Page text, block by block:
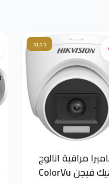
جديد
مراقبة انالوج
هيك فيجن ColorVu